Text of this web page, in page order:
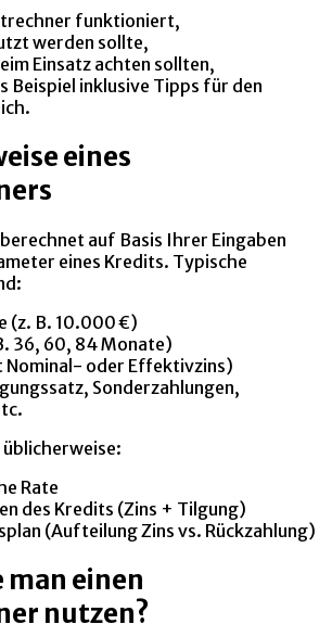
funktioniert,
werden sollte,
Einsatz achten sollten,
Beispiel inklusive Tipps für den
eines
auf Basis Ihrer Eingaben
eines Kredits. Typische
(z. B. 10.000 €)
36, 60, 84 Monate)
Nominal- oder Effektivzins)
Sonderzahlungen,
üblicherweise:
Rate
des Kredits (Zins + Tilgung)
(Aufteilung Zins vs. Rückzahlung)
man einen
nutzen?